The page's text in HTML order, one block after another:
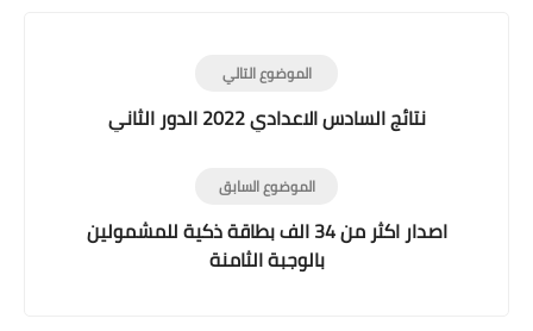
الموضوع التالي
نتائج السادس الاعدادي 2022 الدور الثاني
الموضوع السابق
اصدار اكثر من 34 الف بطاقة ذكية للمشمولين
بالوجبة الثامنة